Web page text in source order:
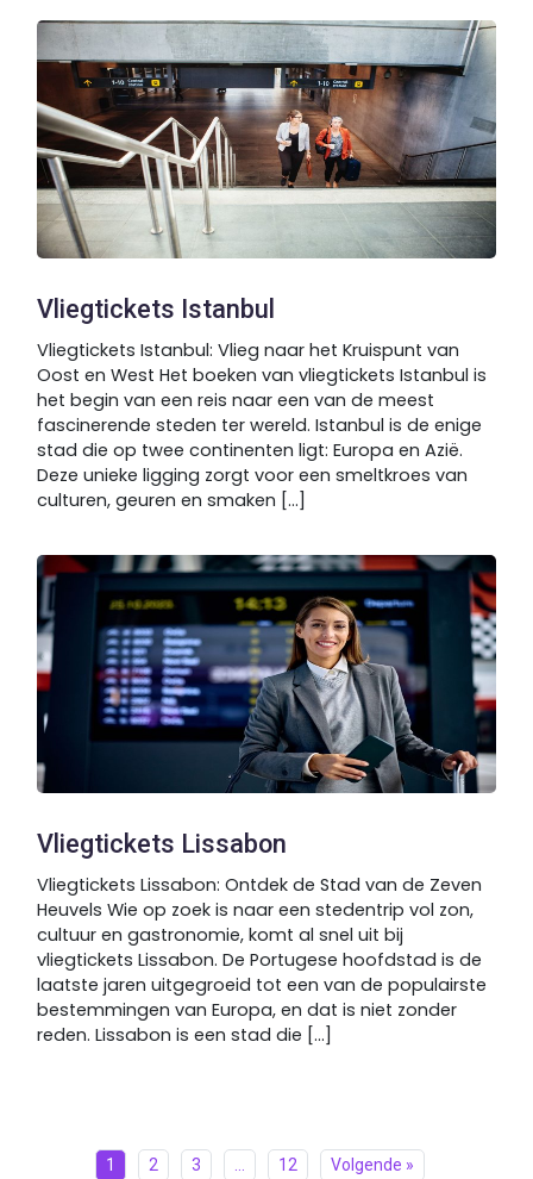
Vliegtickets Istanbul
Vliegtickets Istanbul: Vlieg naar het Kruispunt van
Oost en West Het boeken van vliegtickets Istanbul is
het begin van een reis naar een van de meest
fascinerende steden ter wereld. Istanbul is de enige
stad die op twee continenten ligt: Europa en Azië.
Deze unieke ligging zorgt voor een smeltkroes van
culturen, geuren en smaken [...]
Vliegtickets Lissabon
Vliegtickets Lissabon: Ontdek de Stad van de Zeven
Heuvels Wie op zoek is naar een stedentrip vol zon,
cultuur en gastronomie, komt al snel uit bij
vliegtickets Lissabon. De Portugese hoofdstad is de
laatste jaren uitgegroeid tot een van de populairste
bestemmingen van Europa, en dat is niet zonder
reden. Lissabon is een stad die [...]
1 2 3 12 Volgende »